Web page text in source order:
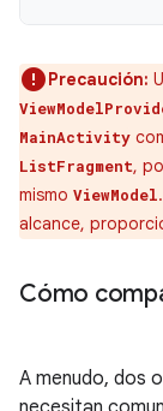
Precaución:
MainActivity
ListFragment,
mismo ViewModel
alcance,
Cómo
A menudo, dos